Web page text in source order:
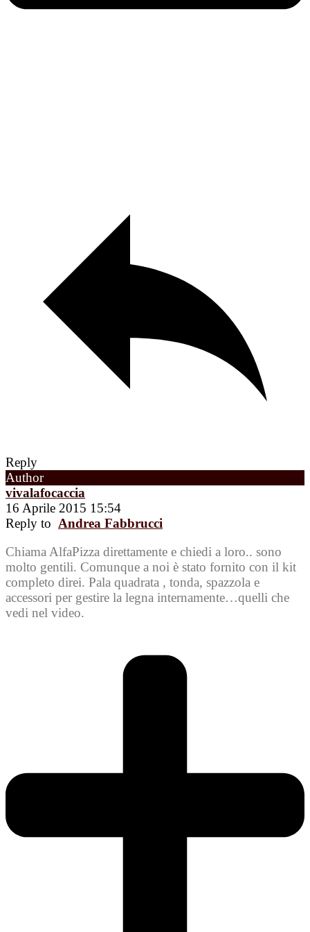
Reply
Author
vivalafocaccia
16 Aprile 2015 15:54
Reply to Andrea Fabbrucci
Chiama AlfaPizza direttamente e chiedi a loro.. sono
molto gentili. Comunque a noi è stato fornito con il kit
completo direi. Pala quadrata , tonda, spazzola e
accessori per gestire la legna internamente…quelli che
vedi nel video.